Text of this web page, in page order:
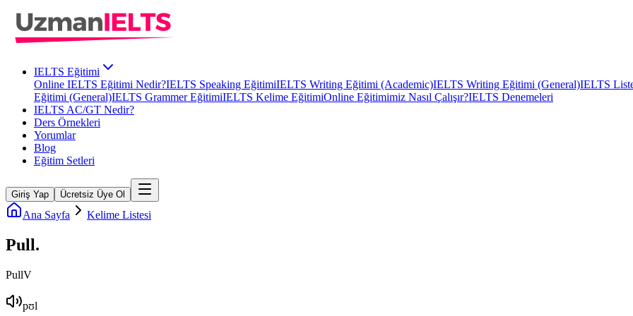
IELTS Eğitimi
Online IELTS Eğitimi Nedir?IELTS Speaking EğitimiIELTS Writing Eğitimi (Academic)IELTS Writing Eğitimi (General)IELTS
Eğitimi (General)IELTS Grammer EğitimiIELTS Kelime EğitimiOnline Eğitimimiz Nasıl Çalışır?IELTS Denemeleri
IELTS AC/GT Nedir?
Ders Örnekleri
Yorumlar
Blog
Eğitim Setleri
Giriş Yap Ücretsiz Üye Ol
Ana Sayfa Kelime Listesi
Pull.
PullV
pʊl